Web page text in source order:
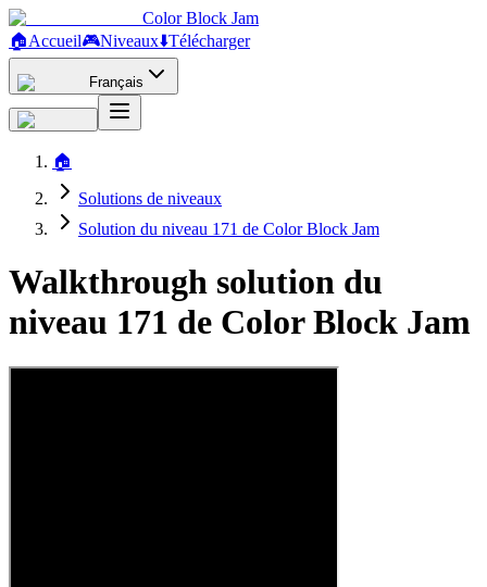
Color Block Jam
🏠Accueil🎮Niveaux⬇️Télécharger
Français
🏠
Solutions de niveaux
Solution du niveau 171 de Color Block Jam
Walkthrough solution du
niveau 171 de Color Block Jam